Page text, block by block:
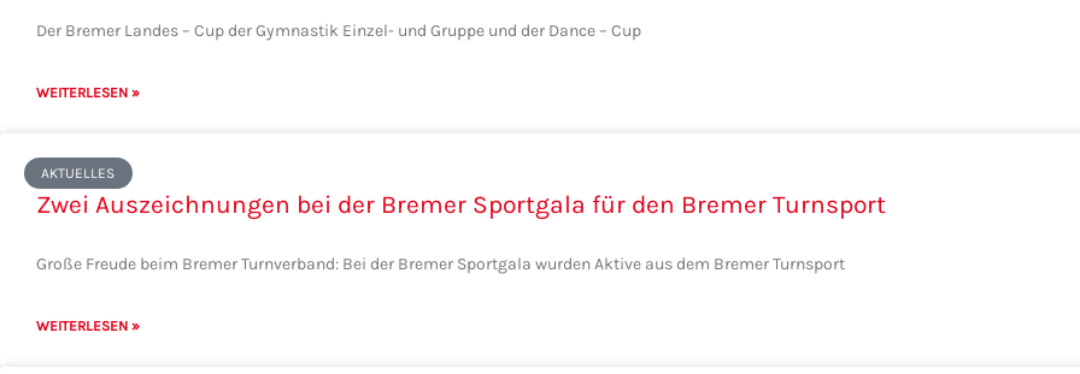
Der Bremer Landes – Cup der Gymnastik Einzel- und Gruppe und der Dance – Cup
WEITERLESEN »
AKTUELLES
Zwei Auszeichnungen bei der Bremer Sportgala für den Bremer Turnsport
Große Freude beim Bremer Turnverband: Bei der Bremer Sportgala wurden Aktive aus dem Bremer Turnsport
WEITERLESEN »